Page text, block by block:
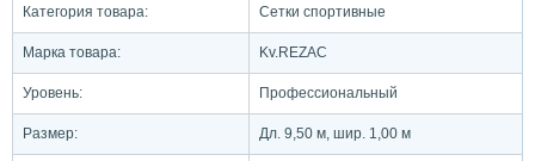
Категория товара: Сетки спортивные
Марка товара: Kv.REZAC
Уровень: Профессиональный
Размер: Дл. 9,50 м, шир. 1,00 м